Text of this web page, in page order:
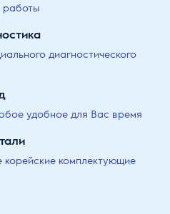
работы
диагностического
удобное для Вас время
корейские комплектующие